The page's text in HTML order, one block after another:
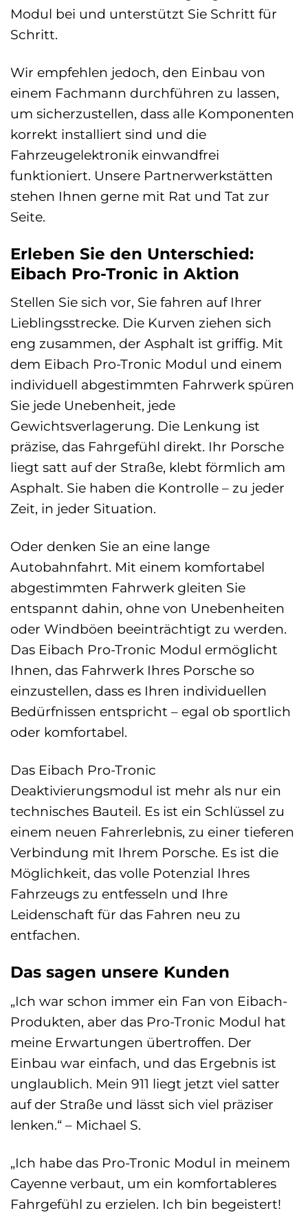
Modul bei und unterstützt Sie Schritt für
Schritt.
Wir empfehlen jedoch, den Einbau von
einem Fachmann durchführen zu lassen,
um sicherzustellen, dass alle Komponenten
korrekt installiert sind und die
Fahrzeugelektronik einwandfrei
funktioniert. Unsere Partnerwerkstätten
stehen Ihnen gerne mit Rat und Tat zur
Seite.
Erleben Sie den Unterschied:
Eibach Pro-Tronic in Aktion
Stellen Sie sich vor, Sie fahren auf Ihrer
Lieblingsstrecke. Die Kurven ziehen sich
eng zusammen, der Asphalt ist griffig. Mit
dem Eibach Pro-Tronic Modul und einem
individuell abgestimmten Fahrwerk spüren
Sie jede Unebenheit, jede
Gewichtsverlagerung. Die Lenkung ist
präzise, das Fahrgefühl direkt. Ihr Porsche
liegt satt auf der Straße, klebt förmlich am
Asphalt. Sie haben die Kontrolle – zu jeder
Zeit, in jeder Situation.
Oder denken Sie an eine lange
Autobahnfahrt. Mit einem komfortabel
abgestimmten Fahrwerk gleiten Sie
entspannt dahin, ohne von Unebenheiten
oder Windböen beeinträchtigt zu werden.
Das Eibach Pro-Tronic Modul ermöglicht
Ihnen, das Fahrwerk Ihres Porsche so
einzustellen, dass es Ihren individuellen
Bedürfnissen entspricht – egal ob sportlich
oder komfortabel.
Das Eibach Pro-Tronic
Deaktivierungsmodul ist mehr als nur ein
technisches Bauteil. Es ist ein Schlüssel zu
einem neuen Fahrerlebnis, zu einer tieferen
Verbindung mit Ihrem Porsche. Es ist die
Möglichkeit, das volle Potenzial Ihres
Fahrzeugs zu entfesseln und Ihre
Leidenschaft für das Fahren neu zu
entfachen.
Das sagen unsere Kunden
„Ich war schon immer ein Fan von Eibach-
Produkten, aber das Pro-Tronic Modul hat
meine Erwartungen übertroffen. Der
Einbau war einfach, und das Ergebnis ist
unglaublich. Mein 911 liegt jetzt viel satter
auf der Straße und lässt sich viel präziser
lenken.“ – Michael S.
„Ich habe das Pro-Tronic Modul in meinem
Cayenne verbaut, um ein komfortableres
Fahrgefühl zu erzielen. Ich bin begeistert!